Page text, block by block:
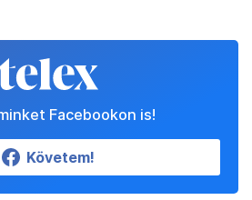
Facebookon is!
Követem!